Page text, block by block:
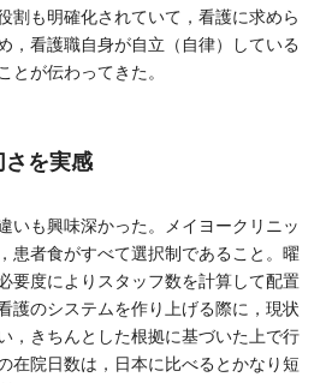
割も明確化されていて，看護に求めら
，看護職自身が自立（自律）している
とが伝わってきた。
さを実感
いも興味深かった。メイヨークリニッ
患者食がすべて選択制であること。曜
要度によりスタッフ数を計算して配置
護のシステムを作り上げる際に，現状
，きちんとした根拠に基づいた上で行
在院日数は，日本に比べるとかなり短